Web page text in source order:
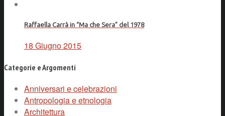
Raffaella Carrà in “Ma che Sera” del 1978
18 Giugno 2015
Categorie e Argomenti
Anniversari e celebrazioni
Antropologia e etnologia
Architettura